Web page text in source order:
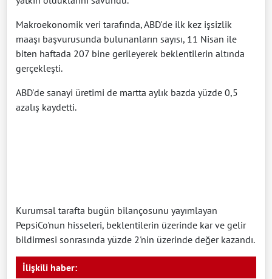
Makroekonomik veri tarafında, ABD'de ilk kez işsizlik
maaşı başvurusunda bulunanların sayısı, 11 Nisan ile
biten haftada 207 bine gerileyerek beklentilerin altında
gerçekleşti.
ABD'de sanayi üretimi de martta aylık bazda yüzde 0,5
azalış kaydetti.
Kurumsal tarafta bugün bilançosunu yayımlayan
PepsiCo'nun hisseleri, beklentilerin üzerinde kar ve gelir
bildirmesi sonrasında yüzde 2'nin üzerinde değer kazandı.
İlişkili haber: